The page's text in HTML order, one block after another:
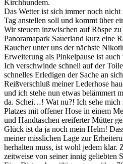
Kirchhundem.
Das Wetter ist sich immer noch nicht
Tag anstellen soll und kommt über
Wir steuem inzwischen auf Röspe
Panoramapark Sauerland kurz eine
Raucher unter uns der nächste
Erweiterung als Pinkelpause ist auch
Ich verschwinde schnell auf der
schnelles Erledigen der Sache an
Reißverschluß meiner Lederhose
und ich stehe nun etwas belämmert
da. Schei…! Wat nu?! Ich sehe mich
Platzes mit offener Hose in einem
und Handtaschen ereiferter Mütter
Glück ist da ja noch mein Helm!
meiner misslichen Lage zur
herhalten muss, ist wohl jedem klar.
zeitweise von seiner innig geliebten